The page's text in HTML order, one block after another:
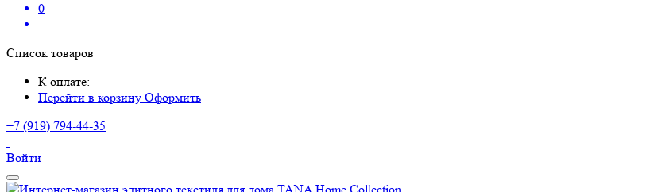
0
Список товаров
К оплате:
Перейти в корзину Оформить
+7 (919) 794-44-35
Войти